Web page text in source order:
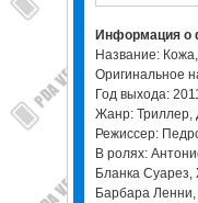
Информация о
Название:
Оригинальное
Год выхода:
Жанр: Триллер,
Режиссер:
В ролях:
Бланка
Барбара